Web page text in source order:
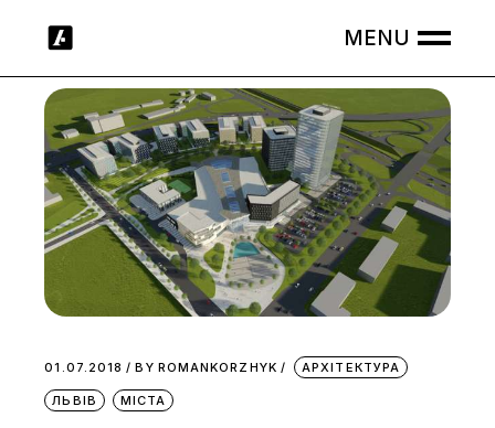
01.07.2018 BY ROMANKORZHYK АРХІТЕКТУРА
ЛЬВІВ МІСТА